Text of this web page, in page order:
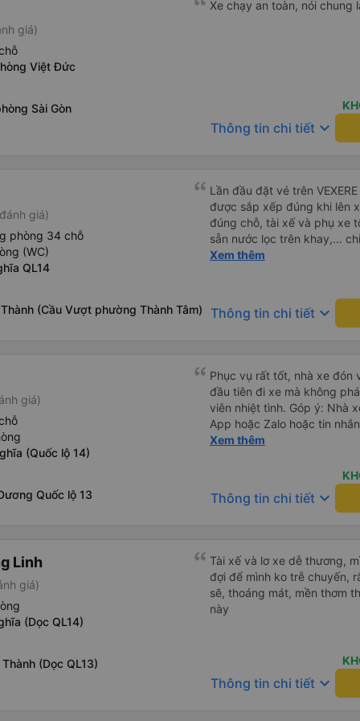
giá)
Việt Đức
Sài Gòn
Xe chạy an toàn, nói chung
Thông tin chi tiết keyboard_arrow_down
giá)
phòng 34 chỗ
(WC)
QL14
(Cầu Vượt phường Thành Tâm)
Lần đầu đặt vé trên
được sắp xếp đúng khi lên
đúng chỗ, tài xế và phụ xe
sẵn nước lọc trên khay,...
thôi. Nhưng vậy cũng quá ổn
Xem thêm
Thông tin chi tiết keyboard_arrow_down
giá)
(Quốc lộ 14)
Quốc lộ 13
Phục vụ rất tốt, nhà xe đón
đầu tiên đi xe mà không
viên nhiệt tình. Góp ý: Nhà
App hoặc Zalo hoặc tin
hành khách yên tâm đặc
Xem thêm
Thông tin chi tiết keyboard_arrow_down
Linh
giá)
(Dọc QL14)
(Dọc QL13)
Tài xế và lơ xe dễ thương,
đợi để mình ko trễ chuyến,
sẽ, thoáng mát, mền thơm
này
Thông tin chi tiết keyboard_arrow_down